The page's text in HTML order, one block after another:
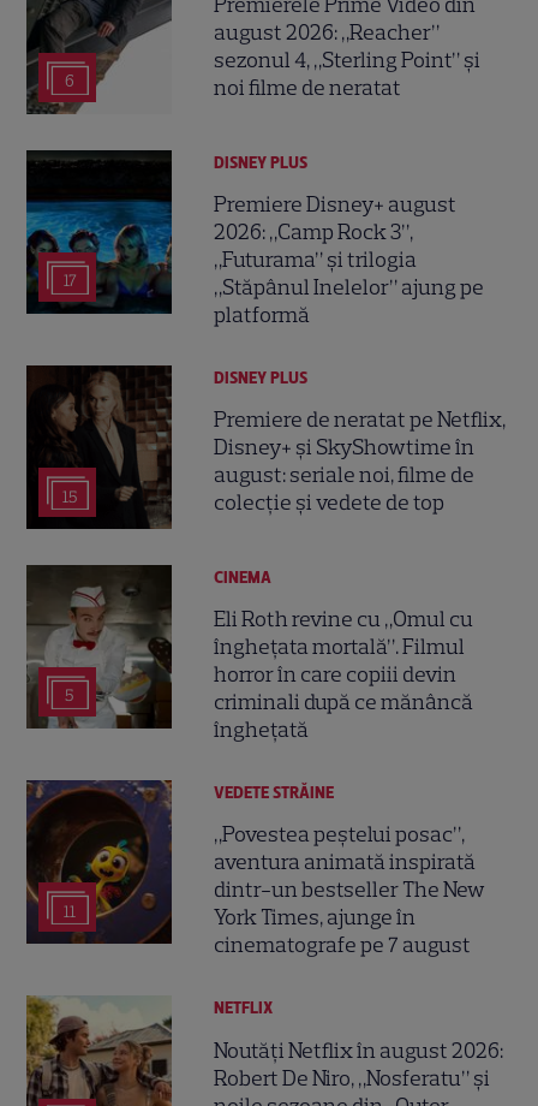
6
august 2026: „Reacher”
sezonul 4, „Sterling Point” și
noi filme de neratat
17
DISNEY PLUS
Premiere Disney+ august
2026: „Camp Rock 3”,
„Futurama” și trilogia
„Stăpânul Inelelor” ajung pe
platformă
15
DISNEY PLUS
Premiere de neratat pe Netflix,
Disney+ și SkyShowtime în
august: seriale noi, filme de
colecție și vedete de top
5
CINEMA
Eli Roth revine cu „Omul cu
înghețata mortală”. Filmul
horror în care copiii devin
criminali după ce mănâncă
înghețată
11
VEDETE STRĂINE
„Povestea peștelui posac”,
aventura animată inspirată
dintr-un bestseller The New
York Times, ajunge în
cinematografe pe 7 august
NETFLIX
Noutăți Netflix în august 2026:
Robert De Niro, „Nosferatu” și